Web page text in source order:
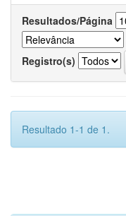
Resultados/Página
Registro(s)
Resultado 1-1 de 1.